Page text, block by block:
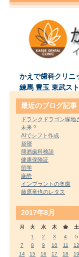
かえで歯科クリニ
練馬 豊玉 東武ス
最近のブログ記事
ドランクドラゴン塚地
未来？
AIでシフト作成
昼寝
簡易歯科検診
健康保険証
留学
麻酔
インプラントの奥歯
藤原竜也のレタス
2017年8月
月 火 水 木 金 土
1
2 3 4 5
7
8 9 10 11 12
14
15 16 17 18 19